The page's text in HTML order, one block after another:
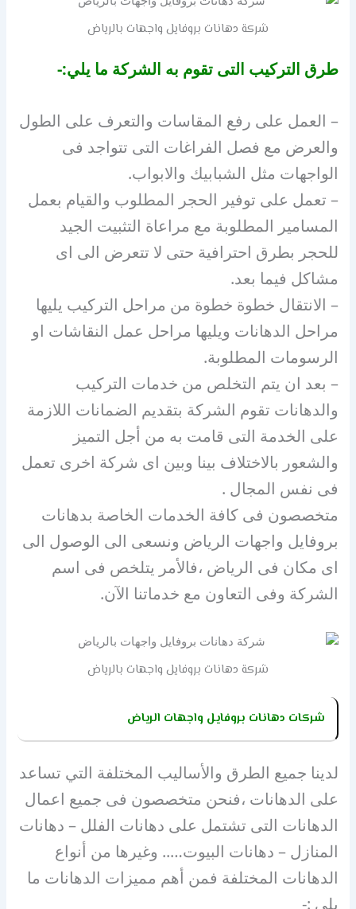
شركة دهانات بروفايل واجهات بالرياض
طرق التركيب التى تقوم به الشركة ما يلي:-
– العمل على رفع المقاسات والتعرف على الطول
والعرض مع فصل الفراغات التى تتواجد فى
الواجهات مثل الشبابيك والابواب.
– تعمل على توفير الحجر المطلوب والقيام بعمل
المسامير المطلوبة مع مراعاة التثبيت الجيد
للحجر بطرق احترافية حتى لا تتعرض الى اى
مشاكل فيما بعد.
– الانتقال خطوة خطوة من مراحل التركيب يليها
مراحل الدهانات ويليها مراحل عمل النقاشات او
الرسومات المطلوبة.
– بعد ان يتم التخلص من خدمات التركيب
والدهانات تقوم الشركة بتقديم الضمانات اللازمة
على الخدمة التى قامت به من أجل التميز
والشعور بالاختلاف بينا وبين اى شركة اخرى تعمل
فى نفس المجال .
متخصصون فى كافة الخدمات الخاصة بدهانات
بروفايل واجهات الرياض ونسعى الى الوصول الى
اى مكان فى الرياض ،فالأمر يتلخص فى اسم
الشركة وفى التعاون مع خدماتنا الآن.
شركة دهانات بروفايل واجهات بالرياض
شركات دهانات بروفايل واجهات الرياض
لدينا جميع الطرق والأساليب المختلفة التي تساعد
على الدهانات ،فنحن متخصصون فى جميع اعمال
الدهانات التى تشتمل على دهانات الفلل – دهانات
المنازل – دهانات البيوت….. وغيرها من أنواع
الدهانات المختلفة فمن أهم مميزات الدهانات ما
يلى :-